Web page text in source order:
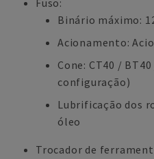
Fuso:
Binário máximo:
Acionamento:
Cone: CT40 /
configuração)
Lubrificação dos
óleo
Trocador de